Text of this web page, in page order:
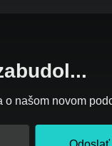
o našom novom